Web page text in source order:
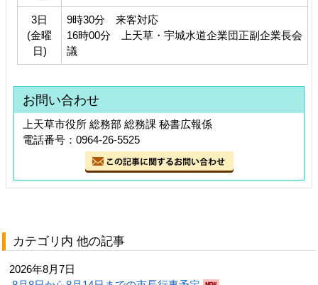
3日
(金曜
日)
9時30分 来客対応
16時00分 上天草・宇城水道企業団正副企業長会
議
お問い合わせ
上天草市役所 総務部 総務課 秘書広報係
電話番号：0964-26-5525
カテゴリ内 他の記事
2026年8月7日